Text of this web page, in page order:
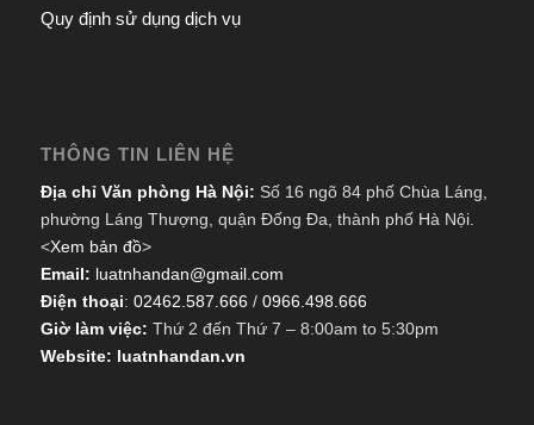
Quy định sử dụng dịch vụ
THÔNG TIN LIÊN HỆ
Địa chỉ Văn phòng Hà Nội: Số 16 ngõ 84 phố Chùa Láng,
phường Láng Thượng, quận Đống Đa, thành phố Hà Nội.
<Xem bản đồ>
Email: luatnhandan@gmail.com
Điện thoại: 02462.587.666 / 0966.498.666
Giờ làm việc: Thứ 2 đến Thứ 7 – 8:00am to 5:30pm
Website: luatnhandan.vn